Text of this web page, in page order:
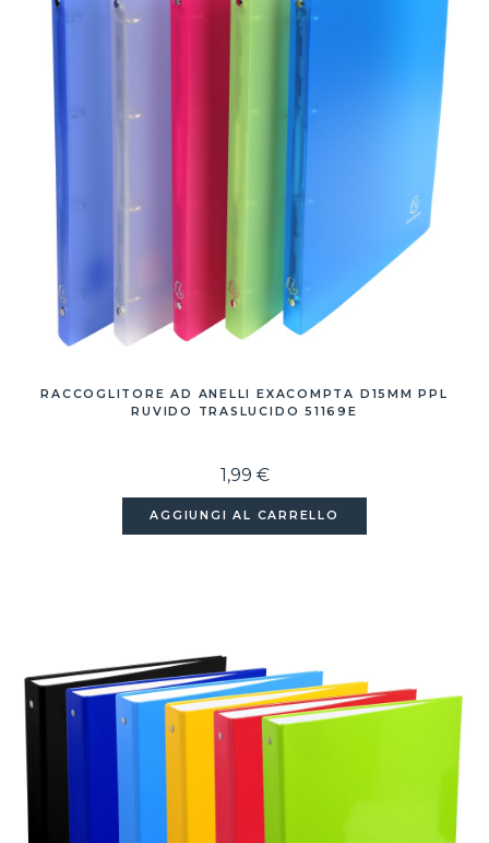
RACCOGLITORE AD ANELLI EXACOMPTA D15MM PPL
RUVIDO TRASLUCIDO 51169E
1,99 €
AGGIUNGI AL CARRELLO